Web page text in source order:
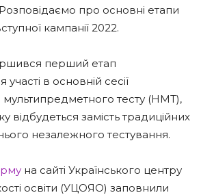
про основні етапи
кампанії 2022.
перший етап
в основній сесії
мультипредметного тесту (НМТ),
відбудеться замість традиційних
незалежного тестування.
на сайті Українського центру
освіти (УЦОЯО) заповнили